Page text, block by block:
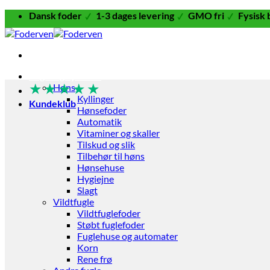
Fortsæt
til
indhold
Dansk foder 1-3 dages levering GMO fri Fysisk
Høns
Kyllinger
Hønsefoder
Automatik
Vitaminer og skaller
Tilskud og slik
Tilbehør til høns
Hønsehuse
Hygiejne
Slagt
Vildtfugle
Vildtfuglefoder
Støbt fuglefoder
Fuglehuse og automater
Korn
Rene frø
★★★★ ★
Kundeklub